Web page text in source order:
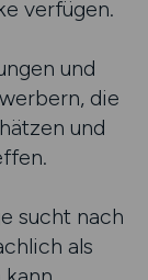
verfügen.
und
die
und
sucht nach
als